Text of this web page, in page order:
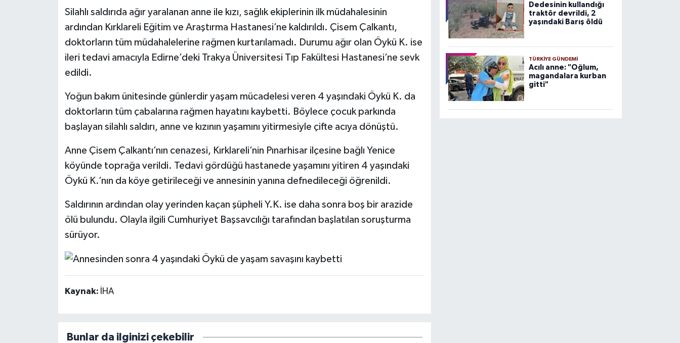
Silahlı saldırıda ağır yaralanan anne ile kızı, sağlık ekiplerinin ilk müdahalesinin
ardından Kırklareli Eğitim ve Araştırma Hastanesi’ne kaldırıldı. Çisem Çalkantı,
doktorların tüm müdahalelerine rağmen kurtarılamadı. Durumu ağır olan Öykü K. ise
ileri tedavi amacıyla Edirne’deki Trakya Üniversitesi Tıp Fakültesi Hastanesi’ne sevk
edildi.
Yoğun bakım ünitesinde günlerdir yaşam mücadelesi veren 4 yaşındaki Öykü K. da
doktorların tüm çabalarına rağmen hayatını kaybetti. Böylece çocuk parkında
başlayan silahlı saldırı, anne ve kızının yaşamını yitirmesiyle çifte acıya dönüştü.
Anne Çisem Çalkantı’nın cenazesi, Kırklareli’nin Pınarhisar ilçesine bağlı Yenice
köyünde toprağa verildi. Tedavi gördüğü hastanede yaşamını yitiren 4 yaşındaki
Öykü K.’nın da köye getirileceği ve annesinin yanına defnedileceği öğrenildi.
Saldırının ardından olay yerinden kaçan şüpheli Y.K. ise daha sonra boş bir arazide
ölü bulundu. Olayla ilgili Cumhuriyet Başsavcılığı tarafından başlatılan soruşturma
sürüyor.
Kaynak: İHA
Bunlar da ilginizi çekebilir
Dedesinin kullandığı
traktör devrildi, 2
yaşındaki Barış öldü
TÜRKIYE GÜNDEMI
Acılı anne: "Oğlum,
magandalara kurban
gitti"